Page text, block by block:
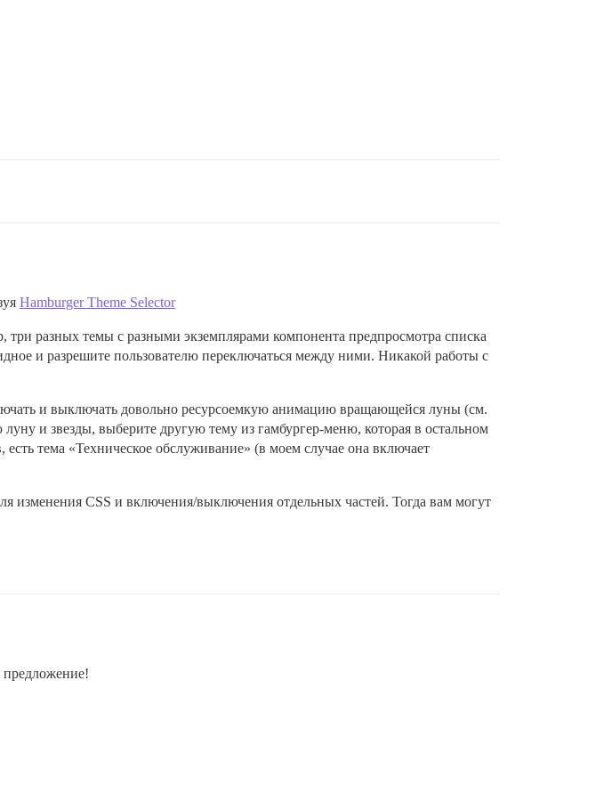
Hamburger Theme Selector
разных темы с разными экземплярами компонента предпросмотра списка
и разрешите пользователю переключаться между ними. Никакой работы с
и выключать довольно ресурсоемкую анимацию вращающейся луны (см.
и звезды, выберите другую тему из гамбургер-меню, которая в остальном
тема «Техническое обслуживание» (в моем случае она включает
изменения CSS и включения/выключения отдельных частей. Тогда вам могут
предложение!